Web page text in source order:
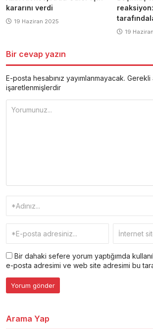
kararını verdi
19 Haziran 2025
19
Bir cevap yazın
E-posta hesabınız yayımlanmayacak. Gerekli
işaretlenmişlerdir
Bir dahaki sefere yorum yaptığımda
e-posta adresimi ve web site adresimi bu
Arama Yap